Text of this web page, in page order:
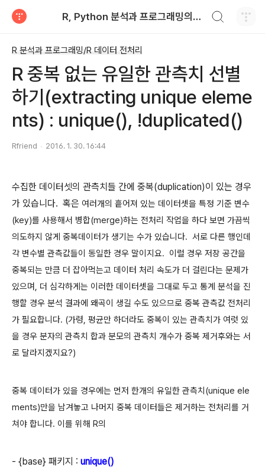
R, Python 분석과 프로그래밍의 친구 (by R Friend)
R 분석과 프로그래밍/R 데이터 전처리
R 중복 없는 유일한 관측치 선별
하기(extracting unique eleme
nts) : unique(), !duplicated()
Rfriend 2016. 1. 30. 16:44
수집한 데이터셋의 관측치들 간에 중복(duplication)이 있는 경우
가 있습니다. 혹은 여러개의 흩어져 있는 데이터셋을 특정 기준 변수
(key)를 사용해서 병합(merge)하는 전처리 작업을 하다 보면 가끔씩
의도하지 않게 중복데이터가 생기는 수가 있습니다. 서로 다른 행인데
각 변수별 관측값들이 동일한 경우 말이지요. 이럴 경우 저장 공간을
중복되는 만큼 더 잡아먹는고 데이터 처리 속도가 더 걸린다는 문제가
있으며, 더 심각하게는 이러한 데이터셋을 그대로 두고 통계 분석을 진
행할 경우 분석 결과에 왜곡이 생길 수도 있으므로 중복 관측값 전처리
가 필요합니다. (가령, 평균만 하더라도 중복이 있는 관측치가 여럿 있
을 경우 분자의 관측치 합과 분모의 관측치 개수가 중복 제거후와는 서
로 달라지겠지요?)
중복 데이터가 있을 경우에는 먼저 한개의 유일한 관측치(unique ele
ments)만을 남겨놓고 나머지 중복 데이터들은 제거하는 전처리를 거
쳐야 합니다. 이를 위해 R의
- {base} 패키지 : unique()